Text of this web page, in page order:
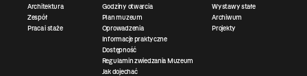
Architektura
Zespół
Praca i staże
Godziny otwarcia
Plan muzeum
Oprowadzenia
Informacje praktyczne
Dostępność
Regulamin zwiedzania Muzeum
Jak dojechać
Wystawy stałe
Archiwum
Projekty